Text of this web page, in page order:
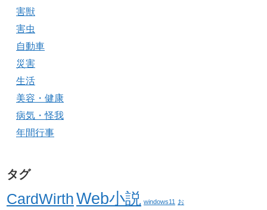
害獣
害虫
自動車
災害
生活
美容・健康
病気・怪我
年間行事
タグ
CardWirthWeb小説 windows11 お